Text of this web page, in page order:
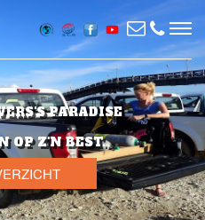
PARADISE
OP Z'N BEST.